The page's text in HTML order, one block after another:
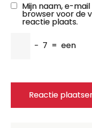
Mijn naam, e-
browser voor de
reactie plaats.
− 7 = een